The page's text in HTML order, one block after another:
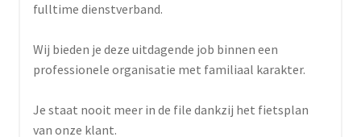
fulltime dienstverband.
Wij bieden je deze uitdagende job binnen een
professionele organisatie met familiaal karakter.
Je staat nooit meer in de file dankzij het fietsplan
van onze klant.